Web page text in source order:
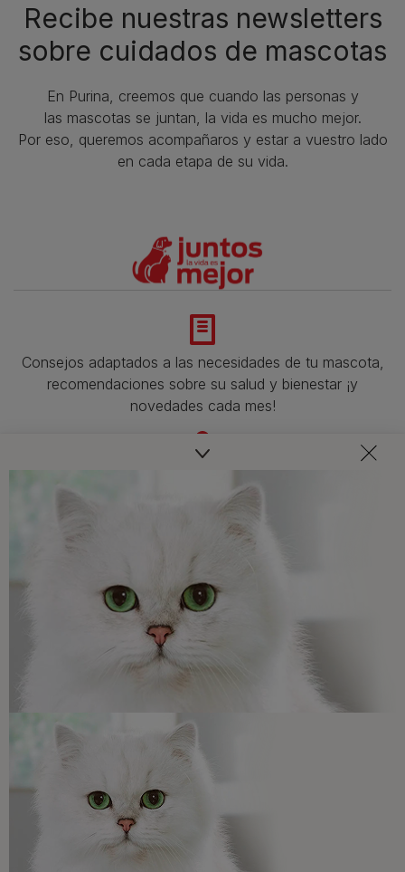
Recibe nuestras newsletters
sobre cuidados de mascotas​
En Purina, creemos que cuando las personas y
las mascotas se juntan, la vida es mucho mejor.
Por eso, queremos acompañaros y estar a vuestro lado
en cada etapa de su vida.​
Consejos adaptados a las necesidades de tu mascota,
recomendaciones sobre su salud y bienestar ¡y
novedades cada mes!
para resolver todas tus dudas.​
todas nuestras marcas.​
¡No te lo pierdas, únete a Purina y empieza
a disfrutar ya de las ventajas!​